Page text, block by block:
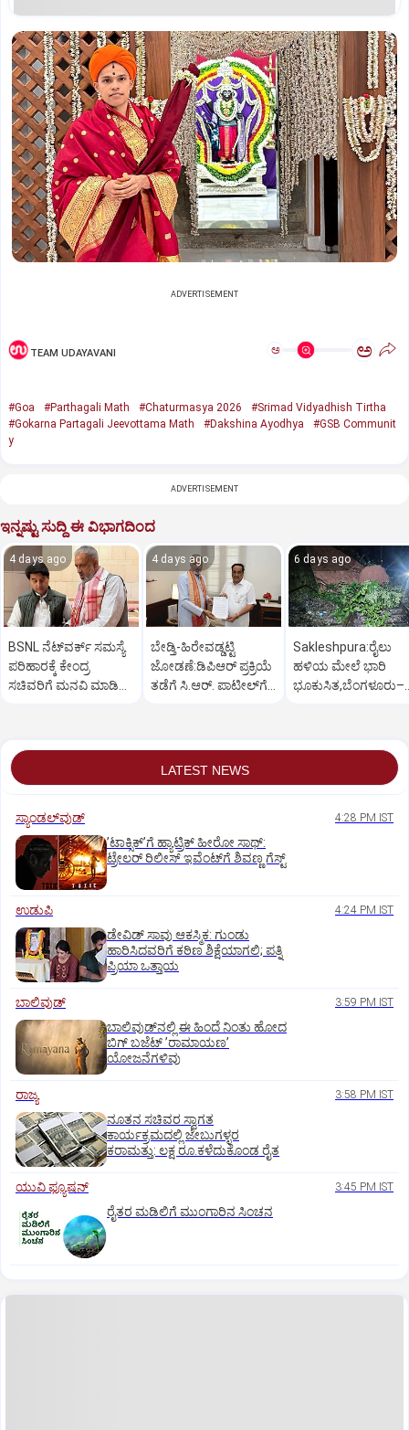
ADVERTISEMENT
TEAM UDAYAVANI ಅ ಅ
#Goa #Parthagali Math #Chaturmasya 2026
#Srimad Vidyadhish Tirtha
#Gokarna Partagali Jeevottama Math
#Dakshina Ayodhya
#GSB Communit
y
ADVERTISEMENT
ಇನ್ನಷ್ಟು ಸುದ್ದಿ ಈ ವಿಭಾಗದಿಂದ
4 days ago
BSNL ನೆಟ್‌ವರ್ಕ್ ಸಮಸ್ಯೆ
ಪರಿಹಾರಕ್ಕೆ ಕೇಂದ್ರ
ಸಚಿವರಿಗೆ ಮನವಿ ಮಾಡಿದ
4 days ago
ಬೇಡ್ತಿ-ಹಿರೇವಡ್ಡಟ್ಟಿ
ಜೋಡಣೆ:ಡಿಪಿಆರ್‌ ಪ್ರಕ್ರಿಯೆ
ತಡೆಗೆ ಸಿ.ಆರ್. ಪಾಟೀಲ್‌ಗೆ
6 days ago
Sakleshpura:ರೈಲು
ಹಳಿಯ ಮೇಲೆ ಭಾರಿ
ಭೂಕುಸಿತ,ಬೆಂಗಳೂರು–
LATEST NEWS
ಸ್ಯಾಂಡಲ್‌ವುಡ್‌ 4:28 PM IST
ʼಟಾಕ್ಸಿಕ್‌ʼಗೆ ಹ್ಯಾಟ್ರಿಕ್‌ ಹೀರೋ ಸಾಥ್:‌
ಟ್ರೇಲರ್‌ ರಿಲೀಸ್‌ ಇವೆಂಟ್‌ಗೆ ಶಿವಣ್ಣ ಗೆಸ್ಟ್
ಉಡುಪಿ 4:24 PM IST
ಡೇವಿಡ್ ಸಾವು ಆಕಸ್ಮಿಕ: ಗುಂಡು
ಹಾರಿಸಿದವರಿಗೆ ಕಠಿಣ ಶಿಕ್ಷೆಯಾಗಲಿ; ಪತ್ನಿ
ಪ್ರಿಯಾ ಒತ್ತಾಯ
ಬಾಲಿವುಡ್‌ 3:59 PM IST
ಬಾಲಿವುಡ್‌ನಲ್ಲಿ ಈ ಹಿಂದೆ ನಿಂತು ಹೋದ
ಬಿಗ್‌ ಬಜೆಟ್ ʼರಾಮಾಯಣʼ‌
ಯೋಜನೆಗಳಿವು
ರಾಜ್ಯ 3:58 PM IST
ನೂತನ ಸಚಿವರ ಸ್ವಾಗತ
ಕಾರ್ಯಕ್ರಮದಲ್ಲಿ ಜೇಬುಗಳ್ಳರ
ಕರಾಮತ್ತು: ಲಕ್ಷ ರೂ.ಕಳೆದುಕೊಂಡ ರೈತ
ಯುವಿ ಫ್ಯೂಷನ್ 3:45 PM IST
ರೈತರ ಮಡಿಲಿಗೆ ಮುಂಗಾರಿನ ಸಿಂಚನ